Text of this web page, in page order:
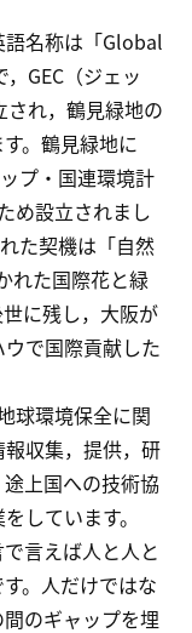
名称は「Global
GEC（ジェッ
され，鶴見緑地の
。鶴見緑地に
プ・国連環境計
め設立されまし
た契機は「自然
れた国際花と緑
に残し，大阪が
で国際貢献した
球環境保全に関
収集，提供，研
上国への技術協
しています。
言えば人と人と
。人だけではな
のギャップを埋